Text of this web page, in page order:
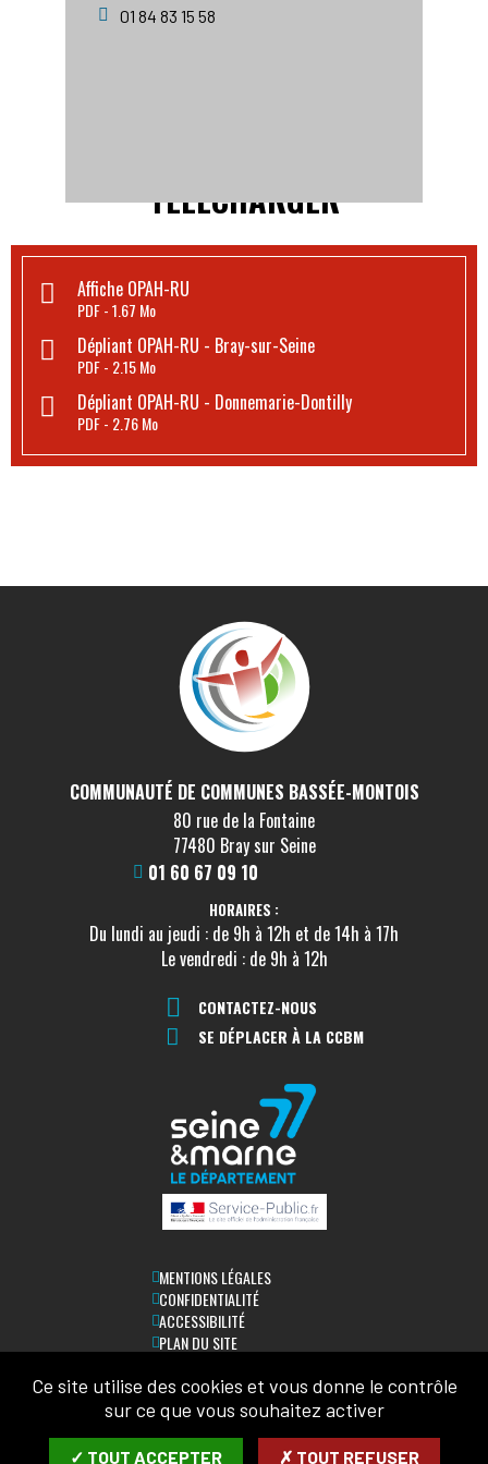
01 84 83 15 58
TÉLÉCHARGER
Affiche OPAH-RU
PDF 1.67 Mo
Dépliant OPAH-RU - Bray-sur-Seine
PDF 2.15 Mo
Dépliant OPAH-RU - Donnemarie-Dontilly
PDF 2.76 Mo
COMMUNAUTÉ DE COMMUNES BASSÉE-MONTOIS
80 rue de la Fontaine
77480 Bray sur Seine
01 60 67 09 10
HORAIRES :
Du lundi au jeudi : de 9h à 12h et de 14h à 17h
Le vendredi : de 9h à 12h
CONTACTEZ-NOUS
SE DÉPLACER À LA CCBM
MENTIONS LÉGALES
CONFIDENTIALITÉ
ACCESSIBILITÉ
PLAN DU SITE
LETTRE D'INFORMATION
SAISIR VOTRE COURRIEL:
Ce site utilise des cookies et vous donne le contrôle
sur ce que vous souhaitez activer
✓ TOUT ACCEPTER ✗ TOUT REFUSER